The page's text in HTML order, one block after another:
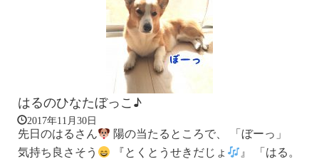
はるのひなたぼっこ♪
2017年11月30日
先日のはるさん
陽の当たるところで、 「ぼーっ」
気持ち良さそう
『とくとうせきだじょ
』 「はる。